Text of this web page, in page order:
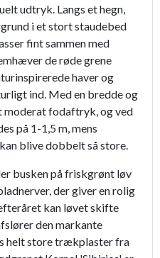
udtryk. Langs et hegn,
i et stort staudebed
fint sammen med
de røde grene
haver og
ind. Med en bredde og
moderat fodaftryk, og ved
på 1-1,5 m, mens
blive dobbelt så store.
busken på friskgrønt løv
der giver en rolig
kan løvet skifte
den markante
helt store trækplaster fra